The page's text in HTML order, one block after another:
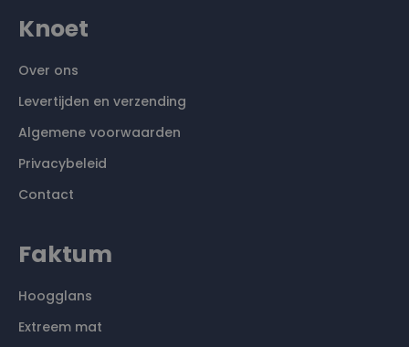
Knoet
Over ons
Levertijden en verzending
Algemene voorwaarden
Privacybeleid
Contact
Faktum
Hoogglans
Extreem mat